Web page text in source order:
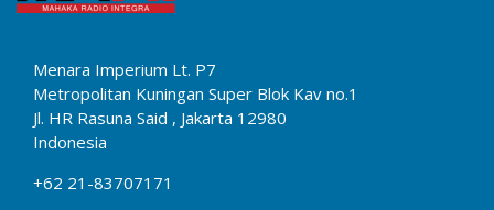
Menara Imperium Lt. P7
Metropolitan Kuningan Super Blok Kav no.1
Jl. HR Rasuna Said , Jakarta 12980
Indonesia
+62 21-83707171